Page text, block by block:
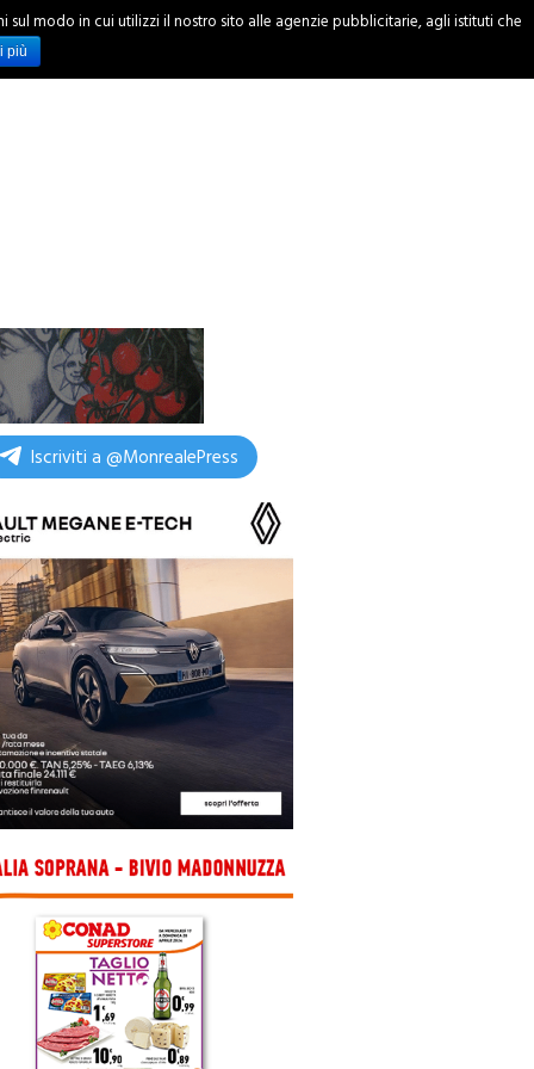
INCHIESTE
Iscriviti a @MonrealePress
modo in cui utilizzi il nostro sito alle agenzie pubblicitarie, agli istituti che
più